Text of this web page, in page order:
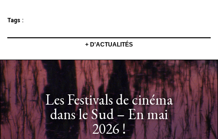
Tags :
+ D'ACTUALITÉS
Les Festivals de cinéma
dans le Sud – En mai
2026 !